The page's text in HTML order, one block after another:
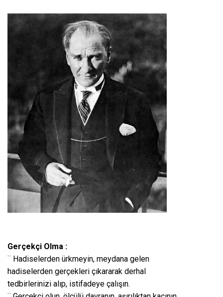
Gerçekçi Olma :
¨ Hadiselerden ürkmeyin, meydana gelen
hadiselerden gerçekleri çıkararak derhal
tedbirlerinizi alıp, istifadeye çalışın.